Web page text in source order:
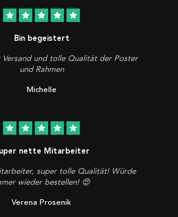
star star star star star
Bin begeistert
Versand und tolle Qualität der Poster
und Rahmen
Michelle
star star star star star
nette Mitarbeiter
super tolle Qualität! Würde
wieder bestellen! 😍
Verena Prosenik